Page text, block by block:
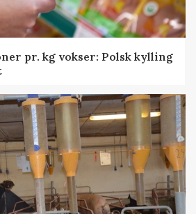
pr. kg vokser: Polsk kylling